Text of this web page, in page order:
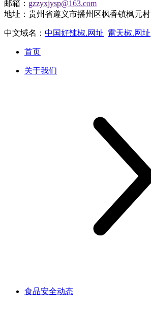
邮箱： gzzyxjysp@163.com
地址：贵州省遵义市播州区枫香镇枫元村
中文域名： 中国好辣椒.网址 雷天椒.网址
首页
关于我们
食品安全动态